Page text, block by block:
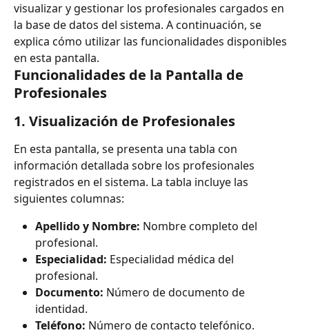
visualizar y gestionar los profesionales cargados en
la base de datos del sistema. A continuación, se
explica cómo utilizar las funcionalidades disponibles
en esta pantalla.
Funcionalidades de la Pantalla de
Profesionales
1. Visualización de Profesionales
En esta pantalla, se presenta una tabla con
información detallada sobre los profesionales
registrados en el sistema. La tabla incluye las
siguientes columnas:
Apellido y Nombre: Nombre completo del
profesional.
Especialidad: Especialidad médica del
profesional.
Documento: Número de documento de
identidad.
Teléfono: Número de contacto telefónico.